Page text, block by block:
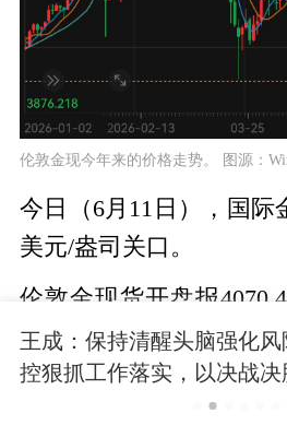
伦敦金现今年来的价格走势。 图源：
今日（6月11日），国际
美元/盎司关口。
伦敦金现货开盘报
低下探至4023.1美元/盎
月以来的新低；
4094.4美元/盎司，最低
王成：保持清醒头脑强化风
控狠抓工作落实，以决战决
战斗姿态打赢防汛防台硬仗